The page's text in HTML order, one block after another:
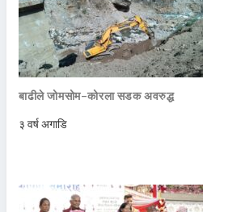
बाढीले जोमसोम–कोरला सडक अवरुद्ध
३ वर्ष अगाडि